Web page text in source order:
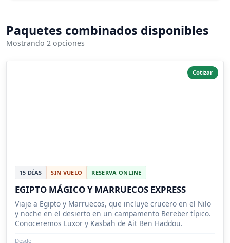
Paquetes combinados disponibles
Mostrando 2 opciones
Cotizar
15 DÍAS SIN VUELO RESERVA ONLINE
EGIPTO MÁGICO Y MARRUECOS EXPRESS
Viaje a Egipto y Marruecos, que incluye crucero en el Nilo
y noche en el desierto en un campamento Bereber típico.
Conoceremos Luxor y Kasbah de Ait Ben Haddou.
Desde